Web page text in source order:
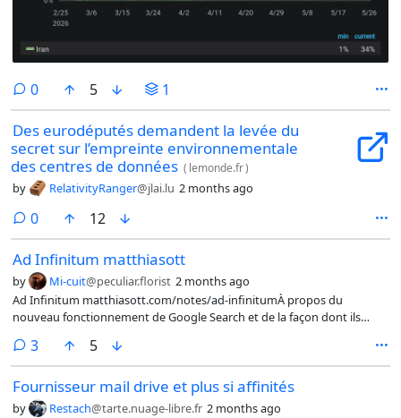
0comments
5 1
Des eurodéputés demandent la levée du
secret sur l’empreinte environnementale
des centres de données ( lemonde.fr)
by RelativityRanger@jlai.lu 2 months ago
0comments
12
Ad Infini­tum matthiasott
by Mi-cuit@peculiar.florist 2 months ago
Ad Infini­tum matthiasott.com/notes/ad-infinitumÀ propos du
nouveau fonctionnement de Google Search et de la façon dont ils
@technologie
3comments
5
Fournisseur mail drive et plus si affinités
by Restach@tarte.nuage-libre.fr 2 months ago